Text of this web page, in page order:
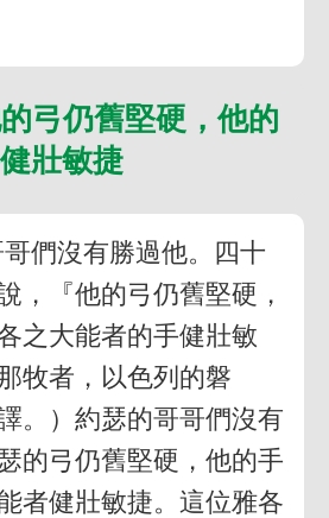
弓仍舊堅硬，他的
壯敏捷
們沒有勝過他。四十
，『他的弓仍舊堅硬，
之大能者的手健壯敏
牧者，以色列的磐
。）約瑟的哥哥們沒有
的弓仍舊堅硬，他的手
者健壯敏捷。這位雅各